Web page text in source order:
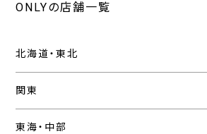
ONLYの店舗一覧
北海道・東北
関東
東海・中部